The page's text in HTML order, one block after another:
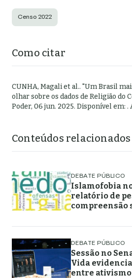
Censo 2022
Como citar
CUNHA, Magali et al.. "Um Brasil
olhar sobre os dados de Religião do
Poder, 06 jun. 2025. Disponível em: .
Conteúdos relacionados
DEBATE PÚBLICO
Islamofobia
relatório de
compreensão
DEBATE PÚBLICO
Sessão no
Vida
entre